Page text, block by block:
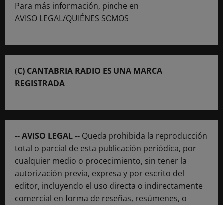
Para más información, pinche en
AVISO LEGAL/QUIÉNES SOMOS
(C) CANTABRIA RADIO ES UNA MARCA
REGISTRADA
-- AVISO LEGAL -- Queda prohibida la reproducción
total o parcial de esta publicación periódica, por
cualquier medio o procedimiento, sin tener la
autorización previa, expresa y por escrito del
editor, incluyendo el uso directa o indirectamente
comercial en forma de reseñas, resúmenes, o